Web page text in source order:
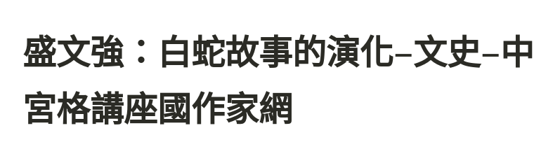
盛文強：白蛇故事的演化–文史–
宮格講座國作家網